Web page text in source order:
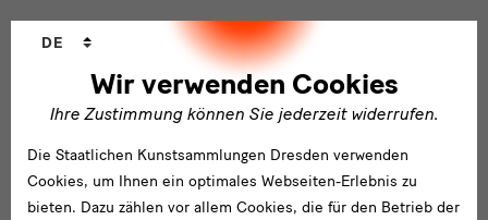
Wir verwenden Cookies
Ihre Zustimmung können Sie jederzeit widerrufen.
DE
Die Staatlichen Kunstsammlungen Dresden verwenden
Cookies, um Ihnen ein optimales Webseiten-Erlebnis zu
bieten. Dazu zählen vor allem Cookies, die für den Betrieb der